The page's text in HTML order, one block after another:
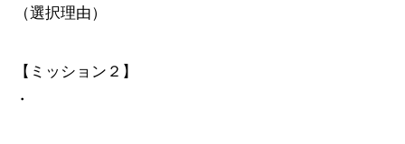
（選択理由）
【ミッション２】
・